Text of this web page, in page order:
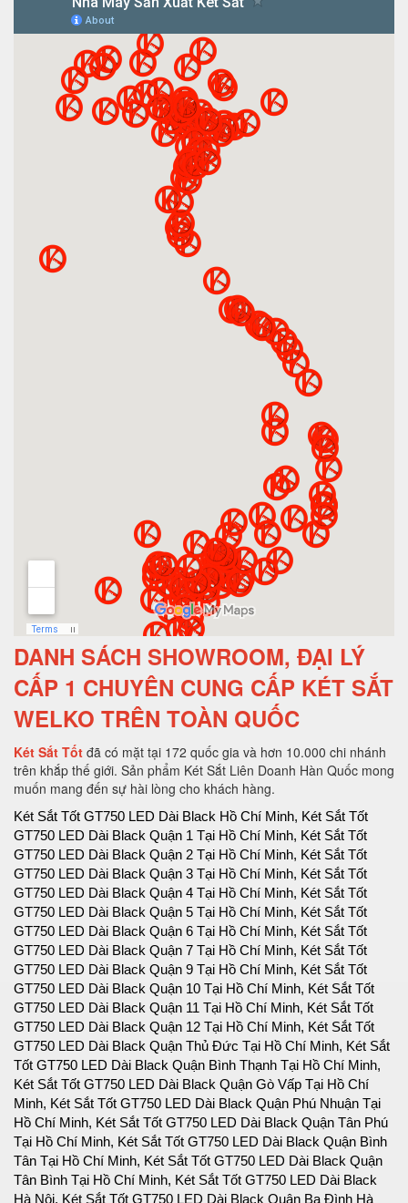
DANH SÁCH SHOWROOM, ĐẠI LÝ
CẤP 1 CHUYÊN CUNG CẤP KÉT SẮT
WELKO TRÊN TOÀN QUỐC
Két Sắt Tốt đã có mặt tại 172 quốc gia và hơn 10.000 chi nhánh
trên khắp thế giới. Sản phẩm Két Sắt Liên Doanh Hàn Quốc mong
muốn mang đến sự hài lòng cho khách hàng.
Két Sắt Tốt GT750 LED Dài Black Hồ Chí Minh, Két Sắt Tốt GT750 LED Dài Black Quận 1 Tại Hồ Chí Minh, Két Sắt Tốt GT750 LED Dài Black Quận 2 Tại Hồ Chí Minh, Két Sắt Tốt GT750 LED Dài Black Quận 3 Tại Hồ Chí Minh, Két Sắt Tốt GT750 LED Dài Black Quận 4 Tại Hồ Chí Minh, Két Sắt Tốt GT750 LED Dài Black Quận 5 Tại Hồ Chí Minh, Két Sắt Tốt GT750 LED Dài Black Quận 6 Tại Hồ Chí Minh, Két Sắt Tốt GT750 LED Dài Black Quận 7 Tại Hồ Chí Minh, Két Sắt Tốt GT750 LED Dài Black Quận 9 Tại Hồ Chí Minh, Két Sắt Tốt GT750 LED Dài Black Quận 10 Tại Hồ Chí Minh, Két Sắt Tốt GT750 LED Dài Black Quận 11 Tại Hồ Chí Minh, Két Sắt Tốt GT750 LED Dài Black Quận 12 Tại Hồ Chí Minh, Két Sắt Tốt GT750 LED Dài Black Quận Thủ Đức Tại Hồ Chí Minh, Két Sắt Tốt GT750 LED Dài Black Quận Bình Thạnh Tại Hồ Chí Minh, Két Sắt Tốt GT750 LED Dài Black Quận Gò Vấp Tại Hồ Chí Minh, Két Sắt Tốt GT750 LED Dài Black Quận Phú Nhuận Tại Hồ Chí Minh, Két Sắt Tốt GT750 LED Dài Black Quận Tân Phú Tại Hồ Chí Minh, Két Sắt Tốt GT750 LED Dài Black Quận Bình Tân Tại Hồ Chí Minh, Két Sắt Tốt GT750 LED Dài Black Quận Tân Bình Tại Hồ Chí Minh, Két Sắt Tốt GT750 LED Dài Black Hà Nội, Két Sắt Tốt GT750 LED Dài Black Quận Ba Đình Hà Nội, Két Sắt Tốt GT750 LED Dài Black Quận Hoàn Kiếm Hà Nội, Két Sắt Tốt GT750 LED Dài Black Quận Hai Bà Trưng Hà Nội, Két Sắt Tốt GT750 LED Dài Black Quận Đống Đa Hà Nội, Két Sắt Tốt GT750 LED Dài Black Quận Tây Hồ Hà Nội, Két Sắt Tốt GT750 LED Dài Black Quận Đống Đa Hà Nội, Két Sắt Tốt GT750 LED Dài Black Quận Thanh Xuân Hà Nội, Két Sắt Tốt GT750 LED Dài Black Quận Hoàng Mai Hà Nội, Két Sắt Tốt GT750 LED Dài Black Quận Long Biên Hà Nội, Két Sắt Tốt GT750 LED Dài Black Quận Đống Đa Hà Nội, Két Sắt Tốt GT750 LED Dài Black Huyện Thanh Trì Hà Nội, Két Sắt Tốt GT750 LED Dài Black Huyện Gia Lâm Hà Nội, Két Sắt Tốt GT750 LED Dài Black Huyện Đông Anh Hà Nội, Két Sắt Tốt GT750 LED Dài Black Huyện Sóc Sơn Hà Nội, Két Sắt Tốt GT750 LED Dài Black Quận Hà Đông Hà Nội, Két Sắt Tốt GT750 LED Dài Black Thị xã Sơn Tây Hà Nội, Két Sắt Tốt GT750 LED Dài Black Huyện Ba Vì Hà Nội, Két Sắt Tốt GT750 LED Dài Black Huyện Phúc Thọ Hà Nội, Két Sắt Tốt GT750 LED Dài Black Huyện Thạch Thất Hà Nội, Két Sắt Tốt GT750 LED Dài Black Huyện Quốc Oai Hà Nội, Két Sắt Tốt GT750 LED Dài Black Huyện Chương Mỹ Hà Nội, Két Sắt Tốt GT750 LED Dài Black Huyện Đan Phượng Hà Nội, Két Sắt Tốt GT750 LED Dài Black Huyện Hoài Đức Hà Nội, Két Sắt Tốt GT750 LED Dài Black Huyện Thanh Oai Hà Nội, Két Sắt Tốt GT750 LED Dài Black Huyện Mỹ Đức Hà Nội, Két Sắt Tốt GT750 LED Dài Black Huyện Ứng Hoà Hà Nội, Két Sắt Tốt GT750 LED Dài Black Huyện Thường Tín Hà Nội, Két Sắt Tốt GT750 LED Dài Black Huyện Phú Xuyên Hà Nội, Két Sắt Tốt GT750 LED Dài Black Huyện Mê Linh Hà Nội, Két Sắt Tốt GT750 LED Dài Black Quận Nam Từ Liên Hà Nội, Két Sắt Tốt GT750 LED Dài Black An Giang, Két Sắt Tốt GT750 LED Dài Black Thành phố Long Xuyên Tỉnh An Giang, Két Sắt Tốt GT750 LED Dài Black Thành phố Châu Đốc Tỉnh An Giang, Két Sắt Tốt GT750 LED Dài Black Huyện An Phú Tỉnh An Giang, Két Sắt Tốt GT750 LED Dài Black Thị xã Tân Châu, Két Sắt Tốt GT750 LED Dài Black Huyện Phú Tân, Két Sắt Tốt GT750 LED Dài Black Huyện Châu Phú, Két Sắt Tốt GT750 LED Dài Black Huyện Tịnh Biên, Két Sắt Tốt GT750 LED Dài Black Huyện Tri Tôn, Két Sắt Tốt GT750 LED Dài Black Huyện Châu Thành Tỉnh An Giang, Két Sắt Tốt GT750 LED Dài Black Huyện Chợ Mới Tỉnh An Giang, Két Sắt Tốt GT750 LED Dài Black Huyện Thoại Sơn Tỉnh An Giang, Két Sắt Tốt GT750 LED Dài Black Vũng Tàu, Két Sắt Tốt GT750 LED Dài Black Thành phố Vũng Tàu Tại Bà Rịa - Vũng Tàu, Két Sắt Tốt GT750 LED Dài Black Thành phố Bà Rịa Tại Bà Rịa - Vũng Tàu, Két Sắt Tốt GT750 LED Dài Black Huyện Châu Đức Tại Bà Rịa - Vũng Tàu, Két Sắt Tốt GT750 LED Dài Black Huyện Xuyên Mộc Tại Bà Rịa - Vũng Tàu, Két Sắt Tốt GT750 LED Dài Black Huyện Long Điền Tại Bà Rịa - Két Sắt Tốt GT750 LED Dài Black Cần Thơ, Két Sắt Tốt GT750 LED Dài Black Tại Thành phố Cần Thơ Tỉnh Cần Thơ, Két Sắt Tốt GT750 LED Dài Black Tại Quận Ninh Kiều Tỉnh Cần Thơ, Két Sắt Tốt GT750 LED Dài Black Tại Quận Ô Môn Tỉnh Cần Thơ, Két Sắt Tốt GT750 LED Dài Black Tại Quận Bình Thuỷ Tỉnh Cần Thơ, Két Sắt Tốt GT750 LED Dài Black Tại Quận Cái Răng Tỉnh Cần Thơ, Két Sắt Tốt GT750 LED Dài Black Tại Quận Thốt Nốt Tỉnh Cần Thơ, Két Sắt Tốt GT750 LED Dài Black Tại Huyện Vĩnh Thạnh Tỉnh Cần Thơ, Két Sắt Tốt GT750 LED Dài Black Tại Huyện Cờ Đỏ Tỉnh Cần Thơ, Két Sắt Tốt GT750 LED Dài Black Tại Huyện Phong Điền Tỉnh Cần Thơ, Két Sắt Tốt GT750 LED Dài Black Tại Huyện Thới Lai Tỉnh Cần Thơ, Két Sắt Tốt GT750 LED Dài Black Đà Nẵng, Két Sắt Tốt GT750 LED Dài Black Tại Thành phố Đà Nẵng Tỉnh Đà Nẵng, Két Sắt Tốt GT750 LED Dài Black Tại Quận Liên Chiểu Tỉnh Đà Nẵng, Két Sắt Tốt GT750 LED Dài Black Tại Quận Thanh Khê Tỉnh Đà Nẵng, Két Sắt Tốt GT750 LED Dài Black Tại Quận Hải Châu Tỉnh Đà Nẵng, Két Sắt Tốt GT750 LED Dài Black Tại Quận Sơn Trà Tỉnh Đà Nẵng, Két Sắt Tốt GT750 LED Dài Black Tại Quận Ngũ Hành Sơn Tỉnh Đà Nẵng, Két Sắt Tốt GT750 LED Dài Black Tại Quận Cẩm Lệ Tỉnh Đà Nẵng, Két Sắt Tốt GT750 LED Dài Black TạiHuyện Hòa Vang Tỉnh Đà Nẵng, Két Sắt Tốt GT750 LED Dài Black Đắk Lắk, Két Sắt Tốt GT750 LED Dài Black Tại Thành phố Buôn Ma Thuột Tỉnh Đắk Lắk, Két Sắt Tốt GT750 LED Dài Black Tại Thị xã Buôn Hồ Tỉnh Đắk Lắk, Két Sắt Tốt GT750 LED Dài Black Tại Huyện Buôn Đôn Tỉnh Đắk Lắk, Két Sắt Tốt GT750 LED Dài Black Tại Huyện Cư Kuin Tỉnh Đắk Lắk, Két Sắt Tốt GT750 LED Dài Black Tại Huyện Cư M’gar Tỉnh Đắk Lắk, Két Sắt Tốt GT750 LED Dài Black Tại Huyện Ea H’leo Tỉnh Đắk Lắk, Két Sắt Tốt GT750 LED Dài Black Tại Huyện Ea Kar Tỉnh Đắk Lắk, Két Sắt Tốt GT750 LED Dài Black Tại Huyện Ea Súp Tỉnh Đắk Lắk, Két Sắt Tốt GT750 LED Dài Black Tại Huyện Krông Ana Tỉnh Đắk Lắk, Két Sắt Tốt GT750 LED Dài Black Tại Huyện Krông Bông Tỉnh Đắk Lắk, Két Sắt Tốt GT750 LED Dài Black Tại Huyện Krông Búk Tỉnh Đắk Lắk, Két Sắt Tốt GT750 LED Dài Black Tại Huyện Krông Năng Tỉnh Đắk Lắk, Két Sắt Tốt GT750 LED Dài Black Tại Huyện Krông Pắk Tỉnh Đắk Lắk, Két Sắt Tốt GT750 LED Dài Black Tại Huyện Lắk Tỉnh Đắk Lắk, Két Sắt Tốt GT750 LED Dài Black Tại Huyện M’Đrắk Tỉnh Đắk Lắk, Két Sắt Tốt GT750 LED Dài Black Đắk Nông, Két Sắt Tốt GT750 LED Dài Black Tại Thành phố Gia Nghĩa Tỉnh Đắk Nông, Két Sắt Tốt GT750 LED Dài Black Tại Huyện Cư Jút Tỉnh Đắk Nông, Két Sắt Tốt GT750 LED Dài Black Tại Huyện Đắk Glong Tỉnh Đắk Nông, Két Sắt Tốt GT750 LED Dài Black Tại Huyện Đắk Mil Tỉnh Đắk Nông, Két Sắt Tốt GT750 LED Dài Black Tại Huyện Đắk R’lấp Tỉnh Đắk Nông, Két Sắt Tốt GT750 LED Dài Black Tại Huyện Đắk Song Tỉnh Đắk Nông, Két Sắt Tốt GT750 LED Dài Black Tại Huyện Krông Nô Tỉnh Đắk Nông, Két Sắt Tốt GT750 LED Dài Black Tại Huyện Tuy Đức Tỉnh Đắk Nông, Két Sắt Tốt GT750 LED Dài Black Đồng Nai, Két Sắt Tốt GT750 LED Dài Black Tại Thành phố Biên Hòa Tỉnh Đồng Nai, Két Sắt Tốt GT750 LED Dài Black Tại Thành phố Long Khánh Tỉnh Đồng Nai, Két Sắt Tốt GT750 LED Dài Black Tại Huyện Cẩm Mỹ Tỉnh Đồng Nai, Két Sắt Tốt GT750 LED Dài Black Tại Huyện Định Quán Tỉnh Đồng Nai, Két Sắt Tốt GT750 LED Dài Black Tại Huyện Long Thành Tỉnh Đồng Nai, Két Sắt Tốt GT750 LED Dài Black Tại Huyện Nhơn Trạch Tỉnh Đồng Nai, Két Sắt Tốt GT750 LED Dài Black Tại Huyện Tân Phú Tỉnh Đồng Nai, Két Sắt Tốt GT750 LED Dài Black Tại Huyện Thống Nhất Tỉnh Đồng Nai, Két Sắt Tốt GT750 LED Dài Black Tại Huyện Trảng Bom Tỉnh Đồng Nai, Két Sắt Tốt GT750 LED Dài Black Tại Huyện Vĩnh Cửu Tỉnh Đồng Nai, Két Sắt Tốt GT750 LED Dài Black Tại Huyện Xuân Lộc Tỉnh Đồng Nai, Két Sắt Tốt GT750 LED Dài Black Biên Hòa, Két Sắt Tốt GT750 LED Dài Black Đồng Tháp, Két Sắt Tốt GT750 LED Dài Black Tại Thành phố Cao Lãnh Tỉnh Đồng Tháp, Két Sắt Tốt GT750 LED Dài Black Tại Thành phố Sa Đéc Tỉnh Đồng Tháp, Két Sắt Tốt GT750 LED Dài Black Tại Thị xã Hồng Ngự Tỉnh Đồng Tháp, Két Sắt Tốt GT750 LED Dài Black Tại Huyện Cao Lãnh Tỉnh Đồng Tháp, Két Sắt Tốt GT750 LED Dài Black Tại Huyện Châu Thành Tỉnh Đồng Tháp, Két Sắt Tốt GT750 LED Dài Black Tại Huyện Hồng Ngự Tỉnh Đồng Tháp, Két Sắt Tốt GT750 LED Dài Black Tại Huyện Lai Vung Tỉnh Đồng Tháp, Két Sắt Tốt GT750 LED Dài Black Tại Huyện Lấp Vò Tỉnh Đồng Tháp, Két Sắt Tốt GT750 LED Dài Black Tại Huyện Tam Nông Tỉnh Đồng Tháp, Két Sắt Tốt GT750 LED Dài Black Tại Huyện Tân Hồng Tỉnh Đồng Tháp, Két Sắt Tốt GT750 LED Dài Black Tại Huyện Thanh Bình Tỉnh Đồng Tháp, Két Sắt Tốt GT750 LED Dài Black Tại Huyện Tháp Mười Tỉnh Đồng Tháp, Két Sắt Tốt GT750 LED Dài Black Tại Thành phố Điện Biên Phủ Tỉnh Điện Biên, Két Sắt Tốt GT750 LED Dài Black Tại Thị xã Mường Lay Tỉnh Điện Biên, Két Sắt Tốt GT750 LED Dài Black Tại Huyện Điện Biên Tỉnh Điện Biên, Két Sắt Tốt GT750 LED Dài Black Tại Huyện Điện Biên Đông Tỉnh Điện Biên, Két Sắt Tốt GT750 LED Dài Black Tại Huyện Mường Ảng Tỉnh Điện Biên, Két Sắt Tốt GT750 LED Dài Black Tại Huyện Mường Chà Tỉnh Điện Biên, Két Sắt Tốt GT750 LED Dài Black Tại Huyện Mường Nhé Tỉnh Điện Biên, Két Sắt Tốt GT750 LED Dài Black Tại Huyện Nậm Pồ Tỉnh Điện Biên, Két Sắt Tốt GT750 LED Dài Black Tại Huyện Tủa Chùa Tỉnh Điện Biên, Két Sắt Tốt GT750 LED Dài Black Tại Huyện Tuần Giáo Tỉnh Điện Biên, Két Sắt Tốt GT750 LED Dài Black Điện Biên, Két Sắt Tốt GT750 LED Dài Black Gia Lai, Két Sắt Tốt GT750 LED Dài Black Tại Thành phố Pleiku Tỉnh Gia Lai, Két Sắt Tốt GT750 LED Dài Black Tại Thị xã An Khê Tỉnh Gia Lai, Két Sắt Tốt GT750 LED Dài Black Tại Thị xã Ayun Pa Tỉnh Gia Lai, Két Sắt Tốt GT750 LED Dài Black Tại Huyện Chư Păh Tỉnh Gia Lai, Két Sắt Tốt GT750 LED Dài Black Tại Huyện Chư Prông Tỉnh Gia Lai, Két Sắt Tốt GT750 LED Dài Black Tại Huyện Chư Pưh Tỉnh Gia Lai, Két Sắt Tốt GT750 LED Dài Black Tại Huyện Chư Sê Tỉnh Gia Lai, Két Sắt Tốt GT750 LED Dài Black Tại Huyện Đắk Đoa Tỉnh Gia Lai, Két Sắt Tốt GT750 LED Dài Black Tại Huyện Đak Pơ Tỉnh Gia Lai, Két Sắt Tốt GT750 LED Dài Black Tại Huyện Đức Cơ Tỉnh Gia Lai, Két Sắt Tốt GT750 LED Dài Black Tại Huyện Ia Grai Tỉnh Gia Lai, Két Sắt Tốt GT750 LED Dài Black Tại Huyện Ia Pa Tỉnh Gia Lai, Két Sắt Tốt GT750 LED Dài Black Tại Huyện K’Bang Tỉnh Gia Lai, Két Sắt Tốt GT750 LED Dài B